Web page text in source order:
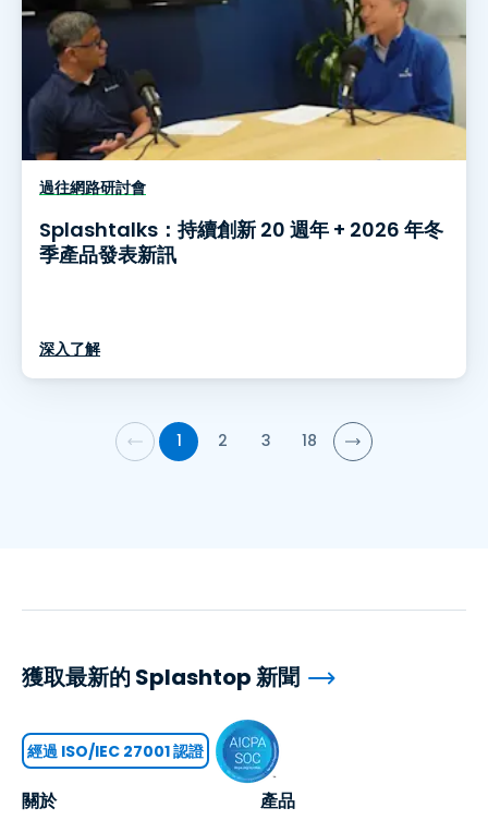
過往網路研討會
Splashtalks：持續創新 20 週年 + 2026 年冬
季產品發表新訊
深入了解
1 2 3 18
關於 產品
獲取最新的 Splashtop 新聞
經過 ISO/IEC 27001 認證